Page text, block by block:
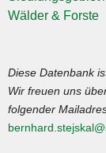
Wälder & Forste
Diese Datenbank
Wir freuen uns
folgender